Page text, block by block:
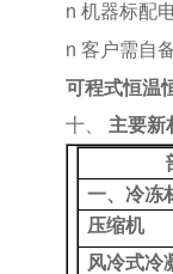
n 机器标配
n 客户需自
可程式恒温
十、 主要新
一、冷冻
压缩机
风冷式冷